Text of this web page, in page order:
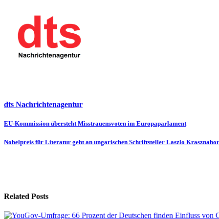
dts Nachrichtenagentur
Beitragsnavigation
EU-Kommission übersteht Misstrauensvoten im Europaparlament
Nobelpreis für Literatur geht an ungarischen Schriftsteller Laszlo
Related Posts